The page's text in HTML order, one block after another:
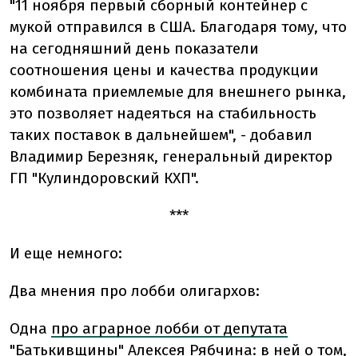
"11 ноября первый сборный контейнер с
мукой отправился в США. Благодаря тому, что
на сегодняшний день показатели
соотношения цены и качества продукции
комбината приемлемые для внешнего рынка,
это позволяет надеяться на стабильность
таких поставок в дальнейшем", - добавил
Владимир Березняк, генеральный директор
ГП "Кулиндоровский КХП".
***
И еще немного:
Два мнения про лобби олигархов:
Одна про аграрное лобби от депутата
"Батькивщины" Алексея Рябчина: в ней о том,